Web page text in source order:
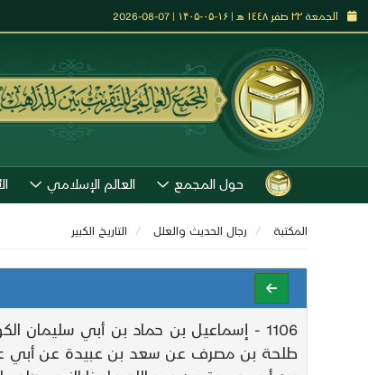
الجمعة ٢٢ صفر ١٤٤٨ هـ | ۱۶-۰۵-۱۴۰۵ | 07-08-2026
حول المجمع العالم الإسلامي
المكتبة رجال الحديث والعلل التاريـخ الكبير
1106 - إسماعيل بن حماد بن أبي
طلحة بن مصرف عن سعد بن عبيدة عن أبي